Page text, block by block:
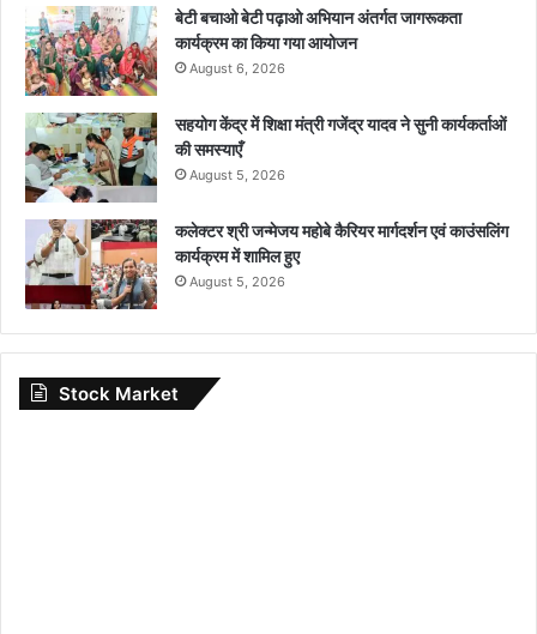
बेटी बचाओ बेटी पढ़ाओ अभियान अंतर्गत जागरूकता
कार्यक्रम का किया गया आयोजन
August 6, 2026
सहयोग केंद्र में शिक्षा मंत्री गजेंद्र यादव ने सुनी कार्यकर्ताओं
की समस्याएँ
August 5, 2026
कलेक्टर श्री जन्मेजय महोबे कैरियर मार्गदर्शन एवं काउंसलिंग
कार्यक्रम में शामिल हुए
August 5, 2026
Stock Market